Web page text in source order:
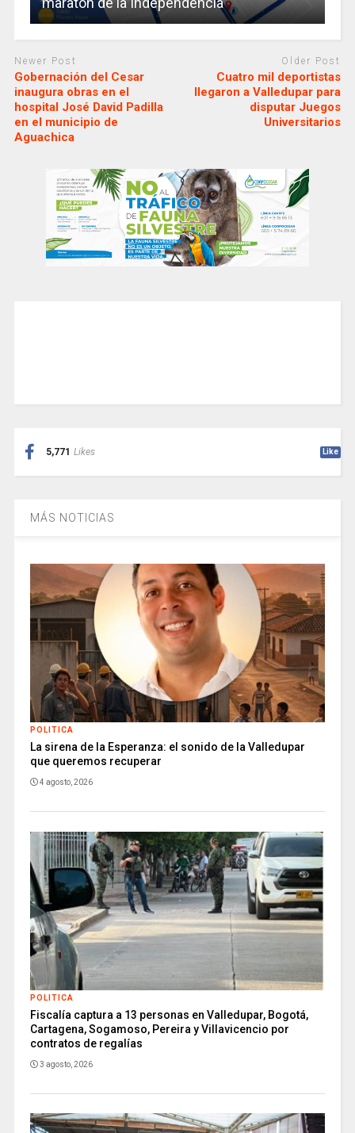
Newer Post
Gobernación del Cesar
inaugura obras en el
hospital José David Padilla
en el municipio de
Aguachica
Older Post
Cuatro mil deportistas
llegaron a Valledupar para
disputar Juegos
Universitarios
5,771 Likes Like
MÁS NOTICIAS
POLITICA
La sirena de la Esperanza: el sonido de la Valledupar
que queremos recuperar
4 agosto, 2026
POLITICA
Fiscalía captura a 13 personas en Valledupar, Bogotá,
Cartagena, Sogamoso, Pereira y Villavicencio por
contratos de regalías
3 agosto, 2026